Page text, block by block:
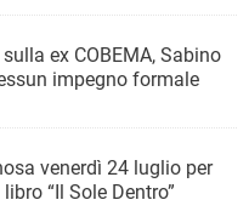
ex COBEMA, Sabino
impegno formale
venerdì 24 luglio per
“Il Sole Dentro”